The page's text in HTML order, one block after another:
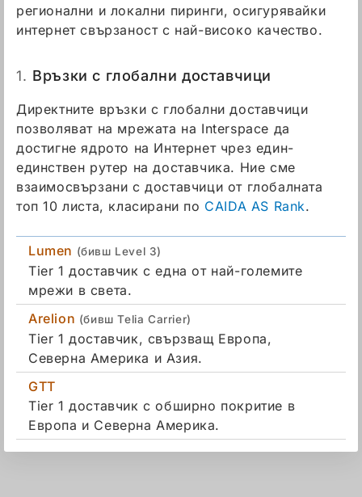
регионални и локални пиринги, осигурявайки
интернет свързаност с най-високо качество.
1. Връзки с глобални доставчици
Директните връзки с глобални доставчици
позволяват на мрежата на Interspace да
достигне ядрото на Интернет чрез един-
единствен рутер на доставчика. Ние сме
взаимосвързани с доставчици от глобалната
топ 10 листа, класирани по CAIDA AS Rank.
Lumen (бивш Level 3)
Tier 1 доставчик с една от най-големите
мрежи в света.
Arelion (бивш Telia Carrier)
Tier 1 доставчик, свързващ Европа,
Северна Америка и Азия.
GTT
Tier 1 доставчик с обширно покритие в
Европа и Северна Америка.